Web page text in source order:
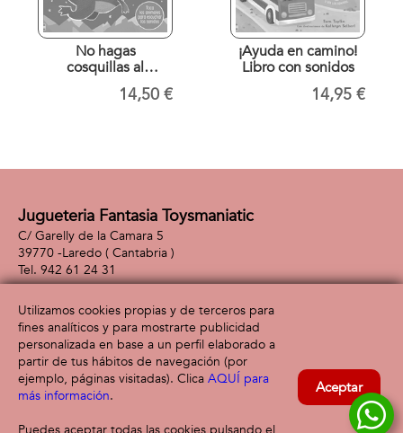
No hagas
cosquillas al
dragón. Libro con
sonidos14,50 €
¡Ayuda en camino!
Libro con sonidos
14,95 €
Jugueteria Fantasia Toysmaniatic
C/ Garelly de la Camara 5
39770 -Laredo ( Cantabria )
942 61 24 31
Información
Aviso legal
Política de privacidad
Política de cookies
Atención al cliente
Envío y devolución
Contacto
Utilizamos cookies propias y de terceros para
fines analíticos y para mostrarte publicidad
personalizada en base a un perfil elaborado a
partir de tus hábitos de navegación (por
ejemplo, páginas visitadas). Clica AQUÍ para
más información.
Aceptar